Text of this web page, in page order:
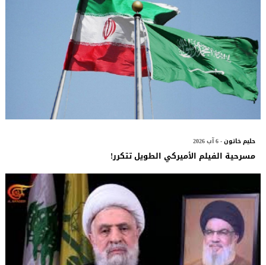
حليم خاتون- 6 آب 2026
مسرحية الفيلم الأميركي الطويل تتكرر!